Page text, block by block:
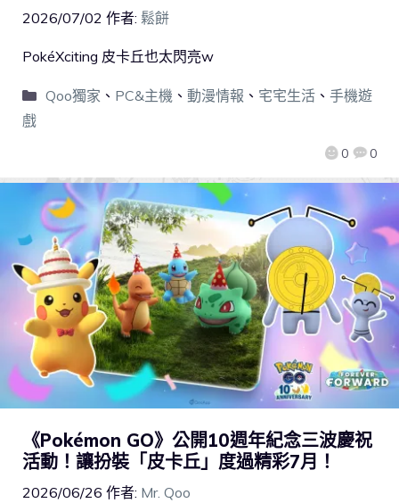
2026/07/02 作者: 鬆餅
0 0
PokéXciting 皮卡丘也太閃亮w
Qoo獨家 、 PC&主機、 動漫情報 、 宅宅生活、 手機遊
戲
《Pokémon GO》公開10週年紀念三波慶祝
活動！讓扮裝「皮卡丘」度過精彩7月！
2026/06/26 作者: Mr. Qoo